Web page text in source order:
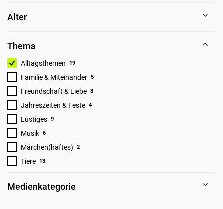
Alter
Thema
Alltagsthemen 19
Familie & Miteinander 5
Freundschaft & Liebe 8
Jahreszeiten & Feste 4
Lustiges 9
Musik 6
Märchen(haftes) 2
Tiere 13
Medienkategorie